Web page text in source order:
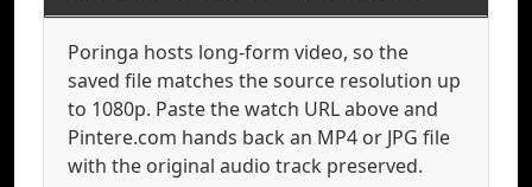
Poringa hosts long-form video, so the
saved file matches the source resolution up
to 1080p. Paste the watch URL above and
Pintere.com hands back an MP4 or JPG file
with the original audio track preserved.